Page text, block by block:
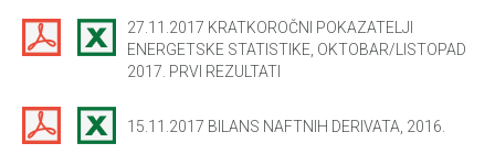
27.11.2017 KRATKOROČNI POKAZATELJI
ENERGETSKE STATISTIKE, OKTOBAR/LISTOPAD
2017. PRVI REZULTATI
15.11.2017 BILANS NAFTNIH DERIVATA, 2016.